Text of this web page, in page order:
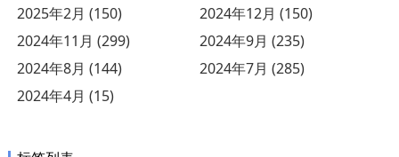
2025年2月 (150)
2024年12月 (150)
2024年11月 (299)
2024年9月 (235)
2024年8月 (144)
2024年7月 (285)
2024年4月 (15)